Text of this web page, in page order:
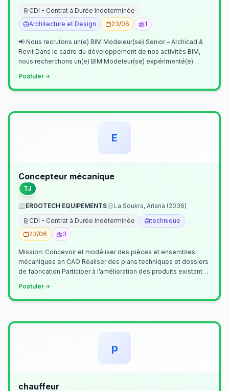
CDI - Contrat à Durée Indéterminée
Architecture et Design
23/06 1
📢 Nous recrutons un(e) BIM Modeleur(se) Senior – Archicad &
Revit Dans le cadre du développement de nos activités BIM,
nous recherchons un(e) BIM Modeleur(se) expérimenté(e)
Postuler
E
Concepteur mécanique
TJ
ERGOTECH EQUIPEMENTS
La Soukra, Ariana (2036)
CDI - Contrat à Durée Indéterminée
technique
23/06
3
Mission: Concevoir et modéliser des pièces et ensembles
mécaniques en CAO Réaliser des plans techniques et dossiers
de fabrication Participer à l’amélioration des produits existants
Postuler
p
chauffeur